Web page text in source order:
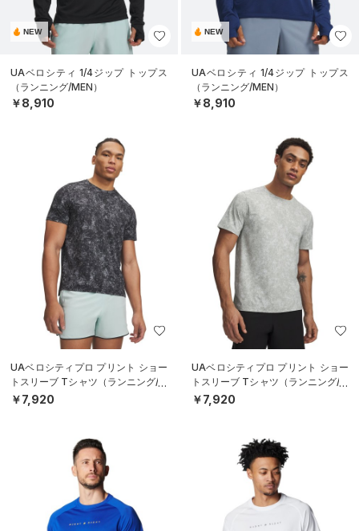
NEW
UAベロシティ 1/4ジップ トップス
（ランニング/MEN）
￥8,910
NEW
UAベロシティ 1/4ジップ トップス
（ランニング/MEN）
￥8,910
UAベロシティプロ プリント ショー
トスリーブ Tシャツ（ランニング/M
EN）
￥7,920
UAベロシティプロ プリント ショー
トスリーブ Tシャツ（ランニング/M
EN）
￥7,920